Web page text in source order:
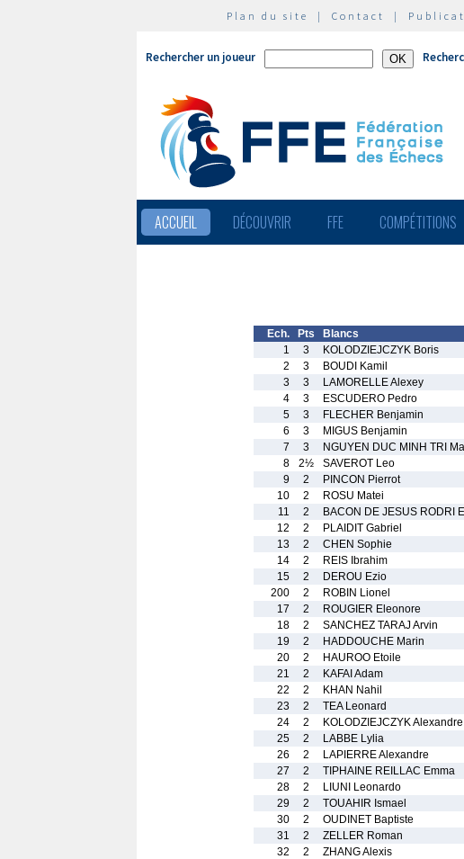
Plan du site | Contact |
Rechercher un joueur
ACCUEIL DÉCOUVRIR FFE COMPÉTITIONS
Ech. Pts Blancs
1
3 KOLODZIEJCZYK Boris
2
3 BOUDI Kamil
3
3 LAMORELLE Alexey
4
3 ESCUDERO Pedro
5
3 FLECHER Benjamin
6
3 MIGUS Benjamin
7
3 NGUYEN DUC MINH TRI
8
2½ SAVEROT Leo
9
2 PINCON Pierrot
10
2 ROSU Matei
11
2 BACON DE JESUS RODRI
12
2 PLAIDIT Gabriel
13
2 CHEN Sophie
14
2 REIS Ibrahim
15
2 DEROU Ezio
200
2 ROBIN Lionel
17
2 ROUGIER Eleonore
18
2 SANCHEZ TARAJ Arvin
19
2 HADDOUCHE Marin
20
2 HAUROO Etoile
21
2 KAFAI Adam
22
2 KHAN Nahil
23
2 TEA Leonard
24
2 KOLODZIEJCZYK Alexandre
25
2 LABBE Lylia
26
2 LAPIERRE Alexandre
27
2 TIPHAINE REILLAC Emma
28
2 LIUNI Leonardo
29
2 TOUAHIR Ismael
30
2 OUDINET Baptiste
31
2 ZELLER Roman
32
2 ZHANG Alexis